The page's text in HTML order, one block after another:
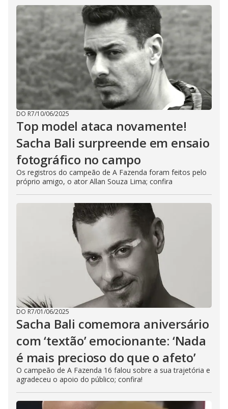
DO R7/10/06/2025
Top model ataca novamente!
Sacha Bali surpreende em ensaio
fotográfico no campo
Os registros do campeão de A Fazenda foram feitos pelo
próprio amigo, o ator Allan Souza Lima; confira
DO R7/01/06/2025
Sacha Bali comemora aniversário
com ‘textão’ emocionante: ‘Nada
é mais precioso do que o afeto’
O campeão de A Fazenda 16 falou sobre a sua trajetória e
agradeceu o apoio do público; confira!